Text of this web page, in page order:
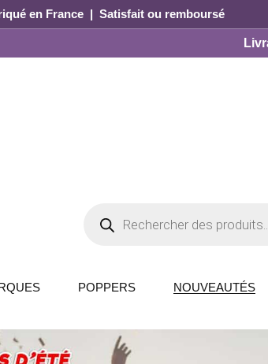
en France | Satisfait ou remboursé
POPPERS NOUVEAUTÉS